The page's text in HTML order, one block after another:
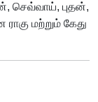
செவ்வாய், புதன்,
ராகு மற்றும் கேது